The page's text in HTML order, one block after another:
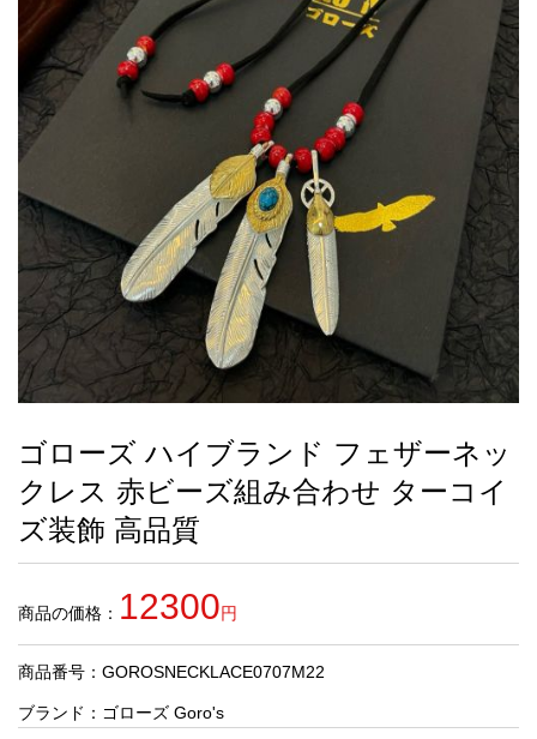
録
管せ2026人気特集
バッグ
ズボン
衣装セット
住まい用品
アクセサリー
ベルト
スカーフ
アイフォーンケ
最
新
製
品
す
す
め
商
人
気
商
ゴローズ ハイブランド フェザーネッ
クレス 赤ビーズ組み合わせ ターコイ
ズ装飾 高品質
商品の価格： 12300円
商品番号：GOROSNECKLACE0707M22
ブランド： ゴローズ Goro's